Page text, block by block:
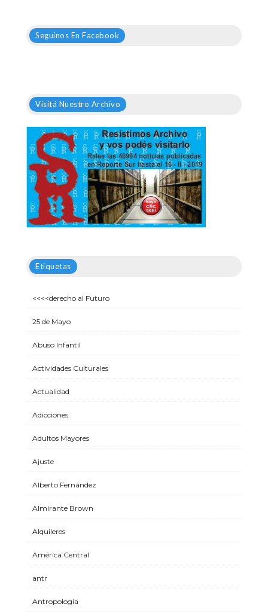
Seguinos En Facebook
Visitá Nuestro Archivo
Etiquetas
<<<<derecho al Futuro
25 de Mayo
Abuso Infantil
Actividades Culturales
Actualidad
Adicciones
Adultos Mayores
Ajuste
Alberto Fernández
Almirante Brown
Alquileres
América Central
antr
Antropología